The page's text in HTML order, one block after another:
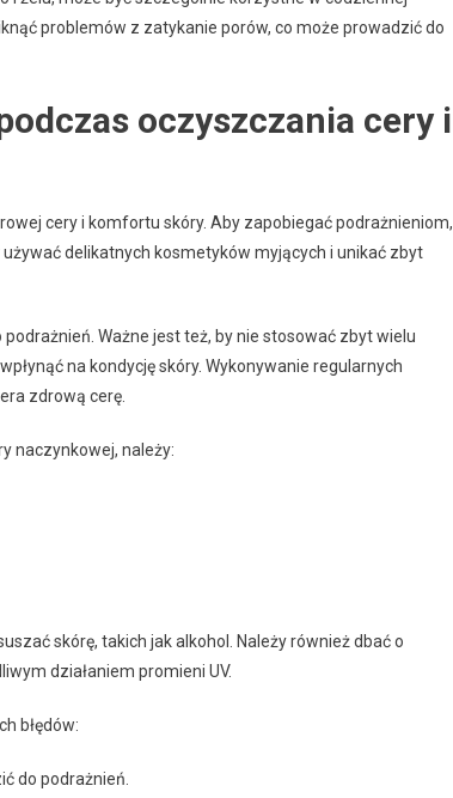
problemów z zatykanie porów, co może prowadzić do
oczyszczania cery i
cery i komfortu skóry. Aby zapobiegać podrażnieniom,
delikatnych kosmetyków myjących i unikać zbyt
Ważne jest też, by nie stosować zbyt wielu
na kondycję skóry. Wykonywanie regularnych
zdrową cerę.
naczynkowej, należy:
skórę, takich jak alkohol. Należy również dbać o
działaniem promieni UV.
błędów:
do podrażnień.